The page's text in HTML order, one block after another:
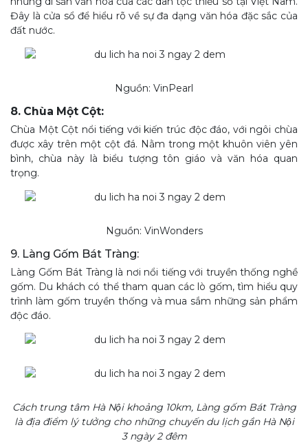
Đây là cửa sổ để hiểu rõ về sự đa dạng văn hóa đặc sắc của
đất nước.
Nguồn: VinPearl
8. Chùa Một Cột:
Chùa Một Cột nổi tiếng với kiến trúc độc đáo, với ngôi chùa
được xây trên một cột đá. Nằm trong một khuôn viên yên
bình, chùa này là biểu tượng tôn giáo và văn hóa quan
trọng.
Nguồn: VinWonders
9. Làng Gốm Bát Tràng:
Làng Gốm Bát Tràng là nơi nổi tiếng với truyền thống nghề
gốm. Du khách có thể tham quan các lò gốm, tìm hiểu quy
trình làm gốm truyền thống và mua sắm những sản phẩm
độc đáo.
Cách trung tâm Hà Nội khoảng 10km, Làng gốm Bát Tràng
là địa điểm lý tưởng cho những chuyến du lịch gần Hà Nội
3 ngày 2 đêm